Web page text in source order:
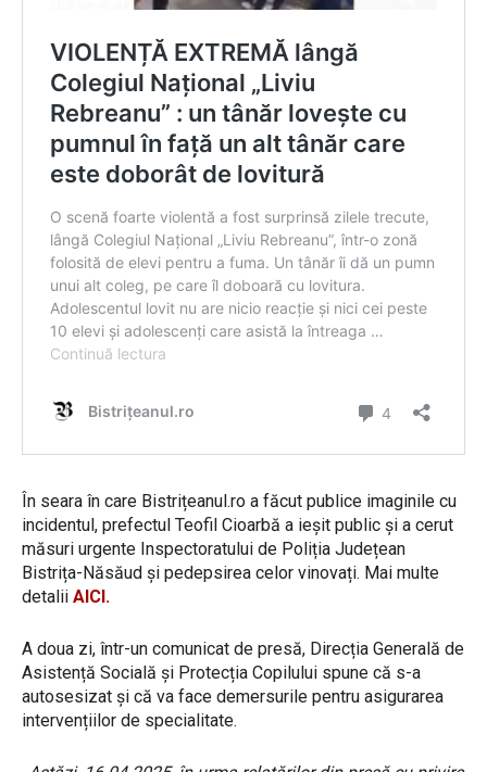
În seara în care Bistrițeanul.ro a făcut publice imaginile cu
incidentul, prefectul Teofil Cioarbă a ieșit public și a cerut
măsuri urgente Inspectoratului de Poliția Județean
Bistrița-Năsăud și pedepsirea celor vinovați. Mai multe
detalii AICI.
A doua zi, într-un comunicat de presă, Direcția Generală de
Asistență Socială și Protecția Copilului spune că s-a
autosesizat și că va face demersurile pentru asigurarea
intervențiilor de specialitate.